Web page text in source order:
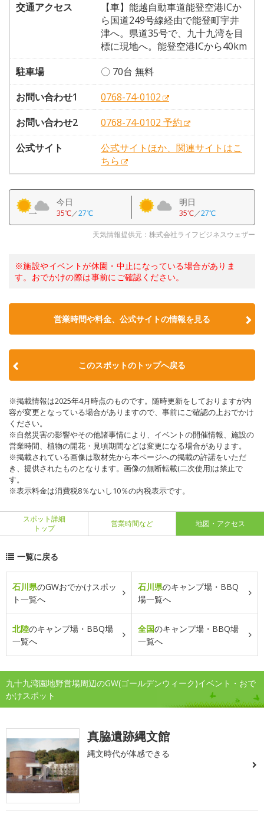
交通アクセス
【車】能越自動車道能登空港ICか
ら国道249号線経由で能登町宇井
津へ。県道35号で、九十九湾を目
標に現地へ。能登空港ICから40km
駐車場
〇 70台 無料
お問い合わせ1
0768-74-0102
お問い合わせ2
0768-74-0102 予約
公式サイト
公式サイトほか、関連サイトはこ
ちら
今日
35℃／27℃
明日
35℃／27℃
天気情報提供元：株式会社ライフビジネスウェザー
※施設やイベントが休園・中止になっている場合がありま
す。おでかけの際は事前にご確認ください。
営業時間や料金、公式サイトの情報を見る
このスポットのトップへ戻る
※掲載情報は2025年4月時点のものです。随時更新をしておりますが内
容が変更となっている場合がありますので、事前にご確認の上おでかけ
ください。
※自然災害の影響やその他諸事情により、イベントの開催情報、施設の
営業時間、植物の開花・見頃期間などは変更になる場合があります。
※掲載されている画像は取材先から本ページへの掲載の許諾をいただ
き、提供されたものとなります。画像の無断転載(二次使用)は禁止で
す。
※表示料金は消費税8％ないし10％の内税表示です。
スポット詳細
トップ
営業時間など 地図・アクセス
一覧に戻る
石川県のGWおでかけスポッ
ト一覧へ
石川県のキャンプ場・BBQ
場一覧へ
北陸のキャンプ場・BBQ場
一覧へ
全国のキャンプ場・BBQ場
一覧へ
九十九湾園地野営場周辺のGW(ゴールデンウィーク)イベント・おで
かけスポット
真脇遺跡縄文館
縄文時代が体感できる